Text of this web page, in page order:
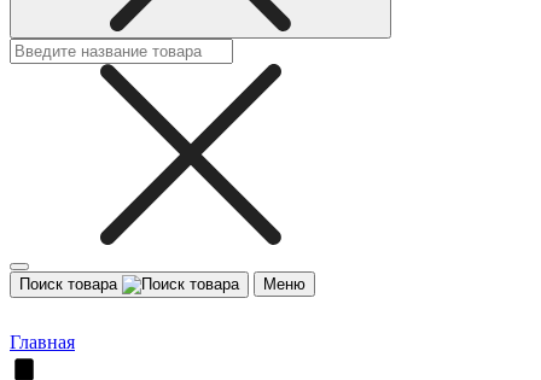
Поиск товара Меню
Главная